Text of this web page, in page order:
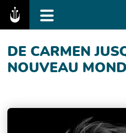
Fédération des
DE CARMEN
NOUVEAU